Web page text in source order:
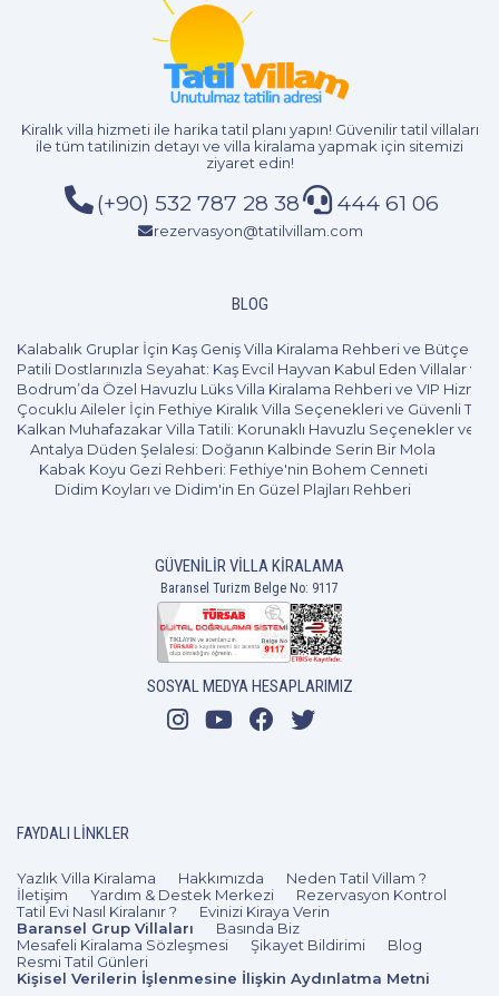
Kiralık villa hizmetiile harika tatil planı yapın! Güvenilir tatil villaları
ile tüm tatilinizin detayı ve villa kiralama yapmak için sitemizi
ziyaret edin!
(+90) 532 787 28 38 444 61 06
rezervasyon@tatilvillam.com
BLOG
Kalabalık Gruplar İçin Kaş Geniş Villa Kiralama Rehberi ve Bütçe
Patili Dostlarınızla Seyahat: Kaş Evcil Hayvan Kabul Eden Villalar ve
Bodrum’da Özel Havuzlu Lüks Villa Kiralama Rehberi ve VIP
Çocuklu Aileler İçin Fethiye Kiralık Villa Seçenekleri ve Güvenli
Kalkan Muhafazakar Villa Tatili: Korunaklı Havuzlu Seçenekler ve
Antalya Düden Şelalesi: Doğanın Kalbinde Serin Bir Mola
Kabak Koyu Gezi Rehberi: Fethiye'nin Bohem Cenneti
Didim Koyları ve Didim'in En Güzel Plajları Rehberi
GÜVENILIR VILLA KIRALAMA
Baransel Turizm Belge No: 9117
SOSYAL MEDYA HESAPLARIMIZ
FAYDALI LINKLER
Yazlık Villa Kiralama Hakkımızda
Neden Tatil Villam ?
İletişim
Yardım & Destek Merkezi
Rezervasyon Kontrol
Tatil Evi Nasıl Kiralanır ?
Evinizi Kiraya Verin
Baransel Grup Villaları
Basında Biz
Mesafeli Kiralama Sözleşmesi
Şikayet Bildirimi
Blog
Resmi Tatil Günleri
Kişisel Verilerin İşlenmesine İlişkin Aydınlatma Metni